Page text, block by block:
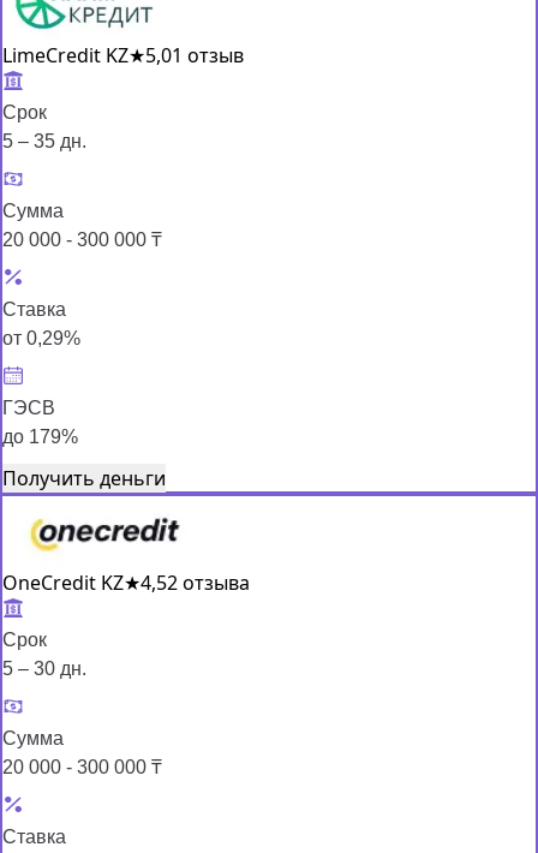
LimeCredit KZ★5,01 отзыв
Срок
5 – 35 дн.
Сумма
20 000 - 300 000 ₸
Ставка
от 0,29%
ГЭСВ
до 179%
Получить деньги
OneCredit KZ★4,52 отзыва
Срок
5 – 30 дн.
Сумма
20 000 - 300 000 ₸
Ставка